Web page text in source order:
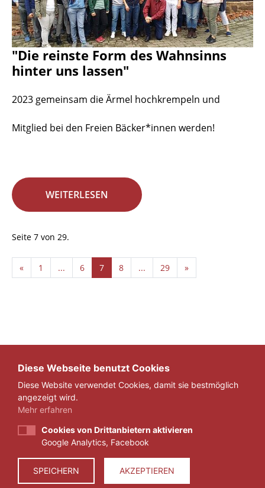
"Die reinste Form des Wahnsinns
hinter uns lassen"
2023 gemeinsam die Ärmel hochkrempeln und
Mitglied bei den Freien Bäcker*innen werden!
WEITERLESEN
Seite 7 von 29.
« 1 ... 6 7 8 ... 29 »
IMPRESSUM
DATENSCHUTZ
© 2026 ZEIT FÜR VERANTWORTUNG E.V.
Diese Webseite benutzt Cookies
Diese Website verwendet Cookies, damit sie bestmöglich
angezeigt wird.
Mehr erfahren
Cookies von Drittanbietern aktivieren
Google Analytics, Facebook
SPEICHERN AKZEPTIEREN